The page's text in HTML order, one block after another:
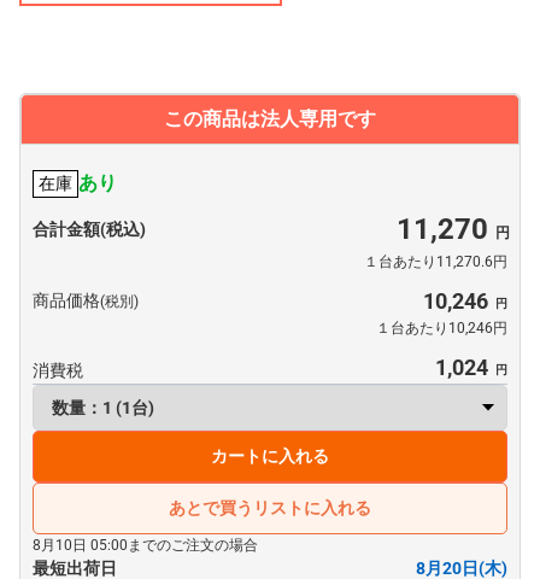
この商品は法人専用です
在庫 あり
合計金額(税込) 11,270
１台あたり11,270.6円
商品価格(税別) 10,246
１台あたり10,246円
消費税 1,024
カートに入れる
あとで買うリストに入れる
8月10日 05:00までのご注文の場合
最短出荷日 8月20日(木)